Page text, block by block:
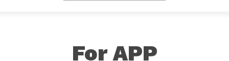
For APP